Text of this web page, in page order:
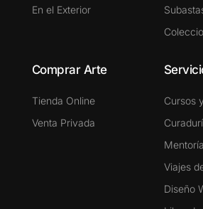
En el Exterior
Comprar Arte
Tienda Online
Venta Privada
Cursos
Viajes